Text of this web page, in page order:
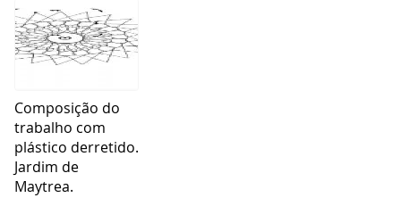
Composição do
trabalho com
plástico derretido.
Jardim de
Maytrea.